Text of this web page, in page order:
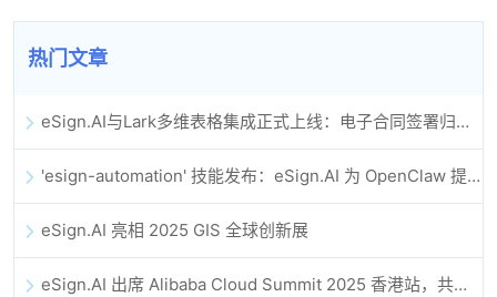
热门文章
eSign.AI与Lark多维表格集成正式上线：电子合同签署归档全程自动化
'esign-automation' 技能发布：eSign.AI 为 OpenClaw 提供自动化电子签名能力
eSign.AI 亮相 2025 GIS 全球创新展
eSign.AI 出席 Alibaba Cloud Summit 2025 香港站，共同探讨 AI 驱动的云创新与数字信任未来